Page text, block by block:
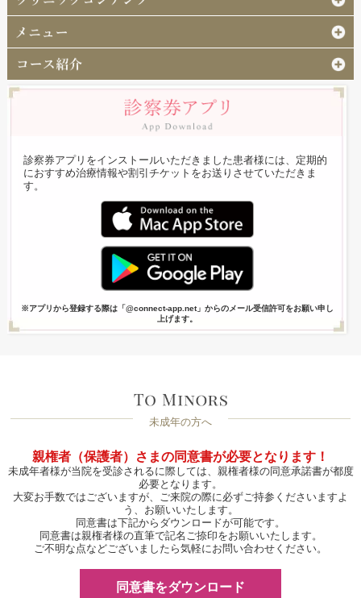
診察券アプリをインストールいただきました患者様には、定期的
におすすめ治療情報や割引チケットをお送りさせていただきま
す。
※アプリから登録する際は「@connect-app.net」からのメール受信許可をお願い申し
上げます。
未成年の方へ
親権者（保護者）さまの同意書が必要となります！
未成年者様が当院を受診されるに際しては、親権者様の同意承諾書が都度
必要となります。
大変お手数ではございますが、ご来院の際に必ずご持参くださいますよ
う、お願いいたします。
同意書は下記からダウンロードが可能です。
同意書は親権者様の直筆で記名ご捺印をお願いいたします。
ご不明な点などございましたら気軽にお問い合わせください。
同意書をダウンロード